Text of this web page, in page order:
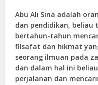
Abu Ali Sina adalah
dan pendidikan, beliau
bertahun-tahun
filsafat dan hikmat
seorang ilmuan pada
dan dalam hal ini
perjalanan dan